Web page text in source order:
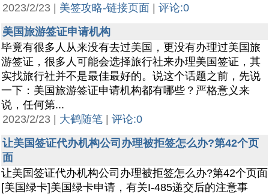
2023/2/23 | 美签攻略-链接页面
评论:0
美国旅游签证申请机构
毕竟有很多人从来没有去过美国，更没有办理过美国旅
游签证，很多人可能会选择旅行社来办理美国签证，其
实找旅行社并不是最佳最好的。说这个话题之前，先说
一下：美国旅游签证申请机构都有哪些？严格意义来
说，任何第...
2023/2/23 | 大鹤随笔
评论:0
让美国签证代办机构公司办理被拒签怎么办?第42个页
面
让美国签证代办机构公司办理被拒签怎么办?第42个页面
[美国绿卡]美国绿卡申请，有关I-485递交后的注意事